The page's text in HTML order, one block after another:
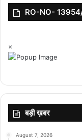
RO-NO-
×
बड़ी ख़बर
August 7, 2026